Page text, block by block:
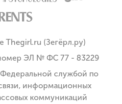
Thegirl.ru (Зегёрл.ру)
ЭЛ № ФС 77 - 83229
службой по
информационных
коммуникаций